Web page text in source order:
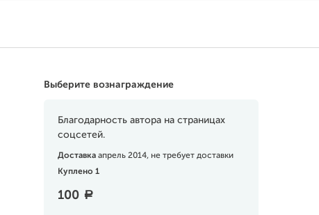
Выберите вознаграждение
Благодарность автора на страницах
соцсетей.
Доставка апрель 2014, не требует доставки
Куплено 1
100 a